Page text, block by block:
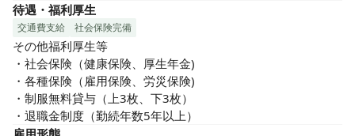
待遇・福利厚生
交通費支給 社会保険完備
その他福利厚生等
・社会保険（健康保険、厚生年金)
・各種保険（雇用保険、労災保険)
・制服無料貸与（上3枚、下3枚）
・退職金制度（勤続年数5年以上）